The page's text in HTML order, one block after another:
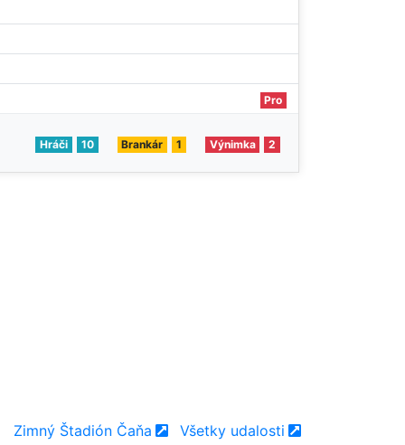
Pro
Hráči 10 Brankár 1 Výnimka 2
Zimný Štadión Čaňa Všetky udalosti